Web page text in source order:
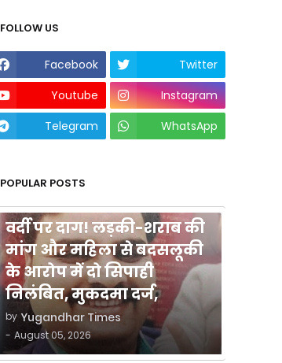
FOLLOW US
Facebook
Twitter
Youtube
Instagram
Telegram
WhatsApp
POPULAR POSTS
वर्दी पर दाग! लड़की-शराब की
मांग और महिला से बदसलूकी
के आरोप में दो सिपाही
निलंबित, मुकदमा दर्ज,
by Yugandhar Times
- August 05, 2026